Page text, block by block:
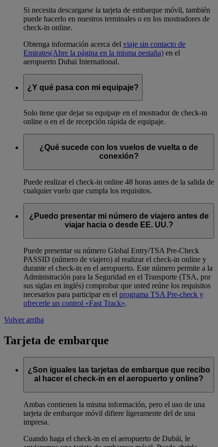
Si necesita descargarse la tarjeta de embarque móvil, también
puede hacerlo en nuestros terminales o en los mostradores de
check-in online.
Obtenga información acerca del viaje sin contacto de
Emirates(Abre la página en la misma pestaña) en el
aeropuerto Dubai International.
¿Y qué pasa con mi equipaje?
Solo tiene que dejar su equipaje en el mostrador de check-in
online o en el de recepción rápida de equipaje.
¿Qué sucede con los vuelos de vuelta o de
conexión?
Puede realizar el check-in online 48 horas antes de la salida de
cualquier vuelo que cumpla los requisitos.
¿Puedo presentar mi número de viajero antes de
viajar hacia o desde EE. UU.?
Puede presentar su número Global Entry/TSA Pre-Check
PASSID (número de viajero) al realizar el check-in online y
durante el check-in en el aeropuerto. Este número permite a la
Administración para la Seguridad en el Transporte (TSA, por
sus siglas en inglés) comprobar que usted reúne los requisitos
necesarios para participar en el programa TSA Pre-check y
ofrecerle un control «Fast Track».
Volver arriba
Tarjeta de embarque
¿Son iguales las tarjetas de embarque que recibo
al hacer el check-in en el aeropuerto y online?
Ambas contienen la misma información, pero el uso de una
tarjeta de embarque móvil difiere ligeramente del de una
impresa.
Cuando haga el check-in en el aeropuerto de Dubái, le